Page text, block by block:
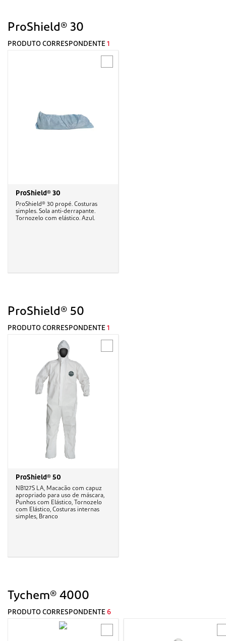
ProShield® 30
PRODUTO CORRESPONDENTE 1
ProShield® 30
ProShield® 30 propé. Costuras
simples. Sola anti-derrapante.
Tornozelo com elástico. Azul.
ProShield® 50
PRODUTO CORRESPONDENTE 1
ProShield® 50
NB127S LA, Macacão com capuz
apropriado para uso de máscara,
Punhos com Elástico, Tornozelo
com Elástico, Costuras internas
simples, Branco
Tychem® 4000
PRODUTO CORRESPONDENTE 6